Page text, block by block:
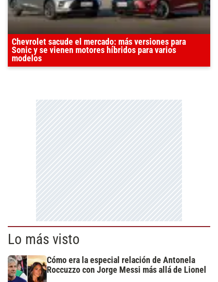
Chevrolet sacude el mercado: más versiones para
Sonic y se vienen motores híbridos para varios
modelos
Lo más visto
Cómo era la especial relación de Antonela
Roccuzzo con Jorge Messi más allá de Lionel